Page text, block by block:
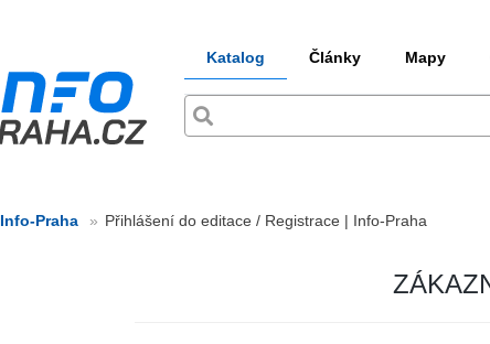
Katalog Články Mapy
Info-Praha Přihlášení do editace / Registrace | Info-Praha